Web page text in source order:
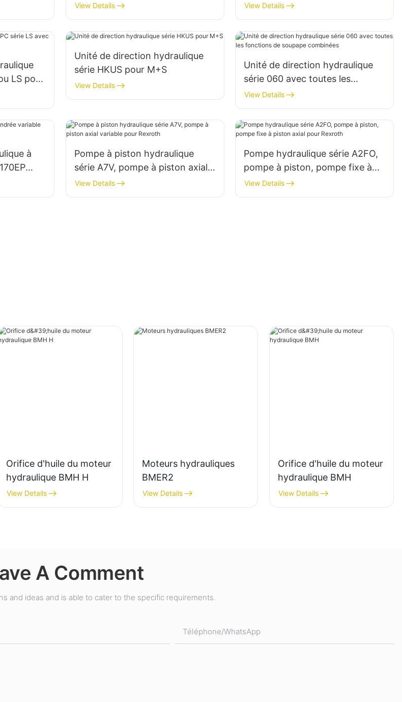
150N1095
View Details View Details
LS pour
Unité de direction hydraulique
série HKUS pour M+S
View Details
Unité de direction hydraulique
série 060 avec toutes les
fonctions de soupape
combinées
View Details
à
Pompe à piston hydraulique
série A7V, pompe à piston axial
variable pour Rexroth
View Details
Pompe hydraulique série A2FO,
pompe à piston, pompe fixe à
piston axial pour Rexroth
View Details
Orifice d'huile du moteur
hydraulique BMH H
View Details
Moteurs hydrauliques
BMER2
View Details
Orifice d'huile du moteur
hydraulique BMH
View Details
A Comment
and ideas and is able to cater to the specific requirements.
Téléphone/WhatsApp